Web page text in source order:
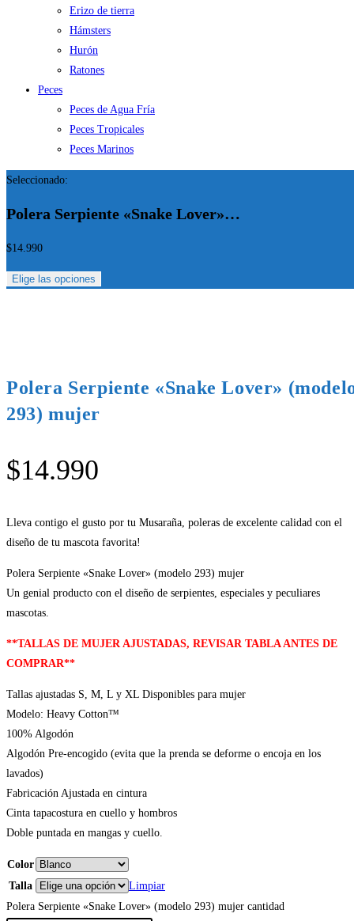
Erizo de tierra
Hámsters
Hurón
Ratones
Peces
Peces de Agua Fría
Peces Tropicales
Peces Marinos
Seleccionado:
Polera Serpiente «Snake Lover»…
$14.990
Elige las opciones
Polera Serpiente «Snake Lover»
293) mujer
$14.990
Lleva contigo el gusto por tu Musaraña, poleras de excelente calidad con el
diseño de tu mascota favorita!
Polera Serpiente «Snake Lover» (modelo 293) mujer
Un genial producto con el diseño de serpientes, especiales y peculiares
mascotas.
**TALLAS DE MUJER AJUSTADAS, REVISAR TABLA ANTES DE
COMPRAR**
Tallas ajustadas S, M, L y XL Disponibles para mujer
Modelo: Heavy Cotton™
100% Algodón
Algodón Pre-encogido (evita que la prenda se deforme o encoja en los
lavados)
Fabricación Ajustada en cintura
Cinta tapacostura en cuello y hombros
Doble puntada en mangas y cuello.
Color
Talla
Limpiar
Polera Serpiente «Snake Lover» (modelo 293) mujer cantidad